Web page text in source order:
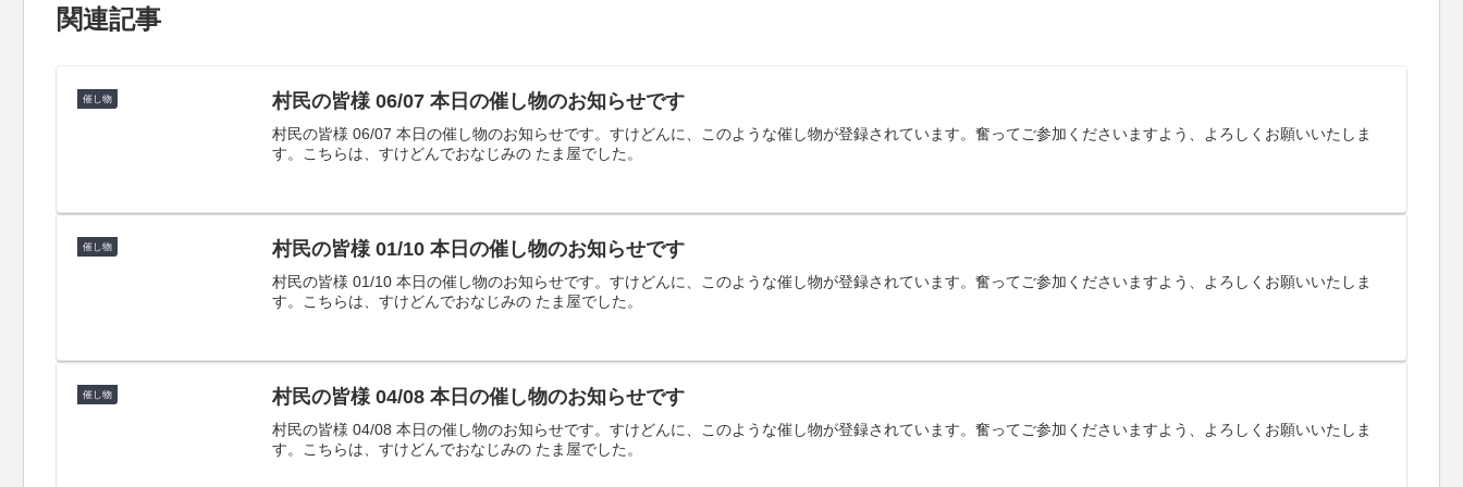
関連記事
催し物 村民の皆様 06/07 本日の催し物のお知らせです
村民の皆様 06/07 本日の催し物のお知らせです。すけどんに、このような催し物が登録されています。奮ってご参加くださいますよう、よろしくお願いいたしま
す。こちらは、すけどんでおなじみの たま屋でした。
催し物 村民の皆様 01/10 本日の催し物のお知らせです
村民の皆様 01/10 本日の催し物のお知らせです。すけどんに、このような催し物が登録されています。奮ってご参加くださいますよう、よろしくお願いいたしま
す。こちらは、すけどんでおなじみの たま屋でした。
催し物 村民の皆様 04/08 本日の催し物のお知らせです
村民の皆様 04/08 本日の催し物のお知らせです。すけどんに、このような催し物が登録されています。奮ってご参加くださいますよう、よろしくお願いいたしま
す。こちらは、すけどんでおなじみの たま屋でした。